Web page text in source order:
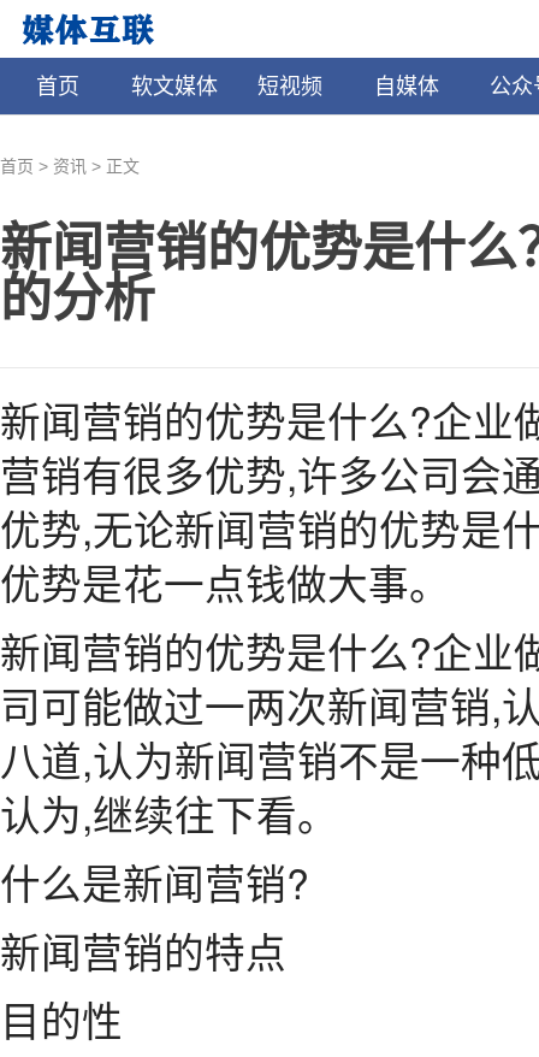
首页 软文媒体 短视频 自媒体 公众
首页 > 资讯 > 正文
新闻营销的优势是什
的分析
新闻营销的优势是什么?企业
营销有很多优势,许多公司会
优势,无论新闻营销的优势是
优势是花一点钱做大事。
新闻营销的优势是什么?企业
司可能做过一两次新闻营销,
八道,认为新闻营销不是一种
认为,继续往下看。
什么是新闻营销?
新闻营销的特点
目的性